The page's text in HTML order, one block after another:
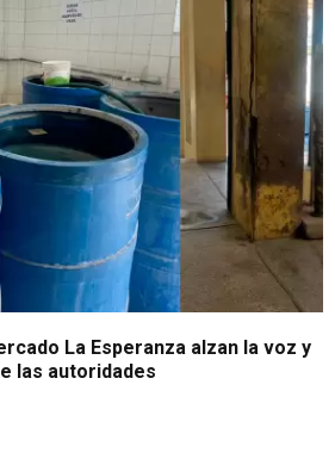
La Esperanza alzan la voz y
las autoridades